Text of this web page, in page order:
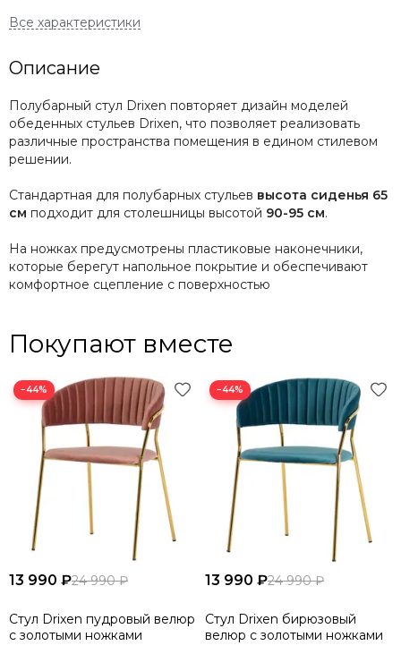
Описание
Полубарный стул Drixen повторяет дизайн моделей
обеденных стульев Drixen, что позволяет реализовать
различные пространства помещения в едином стилевом
решении.
Стандартная для полубарных стульев высота сиденья 65
см подходит для столешницы высотой 90-95 см.
На ножках предусмотрены пластиковые наконечники,
которые берегут напольное покрытие и обеспечивают
комфортное сцепление с поверхностью
Покупают вместе
−44%
13 990 ₽24 990 ₽
Стул Drixen пудровый велюр
с золотыми ножками
−44%
13 990 ₽24 990 ₽
Стул Drixen бирюзовый
велюр с золотыми ножками